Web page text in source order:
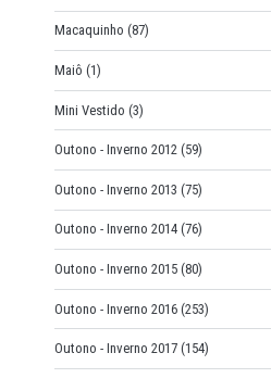
Macaquinho (87)
Maiô (1)
Mini Vestido (3)
Outono - Inverno 2012 (59)
Outono - Inverno 2013 (75)
Outono - Inverno 2014 (76)
Outono - Inverno 2015 (80)
Outono - Inverno 2016 (253)
Outono - Inverno 2017 (154)